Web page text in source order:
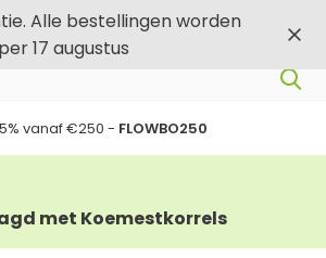
Alle bestellingen worden
17 augustus
vanaf €250 - FLOWBO250
met Koemestkorrels